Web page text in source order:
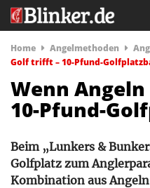
Home Angelmethoden
Golf trifft – 10-Pfund-
Wenn
10-Pfund-
Beim „Lunkers &
Golfplatz zum
Kombination aus